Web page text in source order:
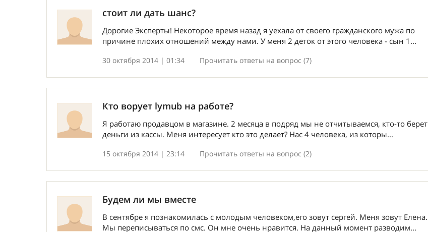
стоит ли дать шанс?
Дорогие Эксперты! Некоторое время назад я уехала от своего гражданского мужа по
причине плохих отношений между нами. У меня 2 деток от этого человека - сын 1...
30 октября 2014 | 01:34 Прочитать ответы на вопрос (7)
Кто ворует lymub на работе?
Я работаю продавцом в магазине. 2 месяца в подряд мы не отчитываемся, кто-то берет
деньги из кассы. Меня интересует кто это делает? Нас 4 человека, из которы...
15 октября 2014 | 23:14 Прочитать ответы на вопрос (2)
Будем ли мы вместе
В сентябре я познакомилась с молодым человеком,его зовут сергей. Меня зовут Елена.
Мы переписываться по смс. Он мне очень нравится. На данный момент разводим...